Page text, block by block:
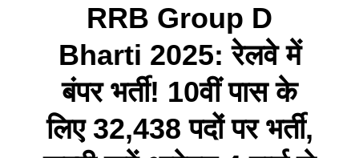
RRB Group D
Bharti 2025: रेलवे में
बंपर भर्ती! 10वीं पास के
लिए 32,438 पदों पर भर्ती,